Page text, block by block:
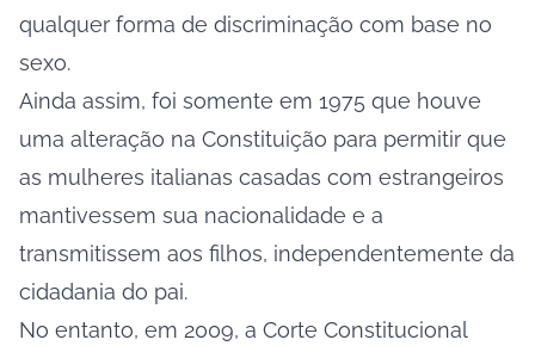
qualquer forma de discriminação com base no
sexo.
Ainda assim, foi somente em 1975 que houve
uma alteração na Constituição para permitir que
as mulheres italianas casadas com estrangeiros
mantivessem sua nacionalidade e a
transmitissem aos filhos, independentemente da
cidadania do pai.
No entanto, em 2009, a Corte Constitucional